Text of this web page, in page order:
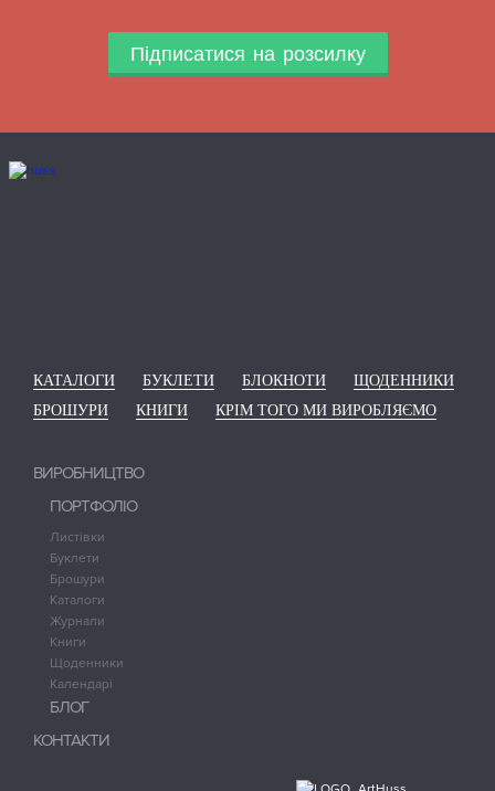
Підписатися на розсилку
КАТАЛОГИ БУКЛЕТИ БЛОКНОТИ
ЩОДЕННИКИ
БРОШУРИ
КНИГИ КРІМ ТОГО МИ ВИРОБЛЯЄМО
ВИРОБНИЦТВО
ПОРТФОЛІО
Листівки
Буклети
Брошури
Каталоги
Журнали
Книги
Щоденники
Календарі
БЛОГ
КОНТАКТИ